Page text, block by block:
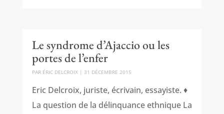
Le syndrome d’Ajaccio ou les
portes de l’enfer
PAR ÉRIC DELCROIX| 31 DÉCEMBRE 2015
Eric Delcroix, juriste, écrivain, essayiste. ♦
La question de la délinquance ethnique La